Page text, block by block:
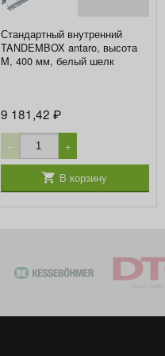
Стандартный внутренний
TANDEMBOX antaro, высота
M, 400 мм, белый шелк
9 181,42 ₽
− +
В корзину